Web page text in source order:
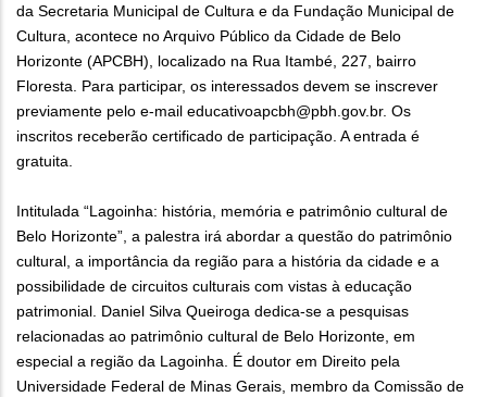
da Secretaria Municipal de Cultura e da Fundação Municipal de
Cultura, acontece no Arquivo Público da Cidade de Belo
Horizonte (APCBH), localizado na Rua Itambé, 227, bairro
Floresta. Para participar, os interessados devem se inscrever
previamente pelo e-mail educativoapcbh@pbh.gov.br. Os
inscritos receberão certificado de participação. A entrada é
gratuita.
Intitulada “Lagoinha: história, memória e patrimônio cultural de
Belo Horizonte”, a palestra irá abordar a questão do patrimônio
cultural, a importância da região para a história da cidade e a
possibilidade de circuitos culturais com vistas à educação
patrimonial. Daniel Silva Queiroga dedica-se a pesquisas
relacionadas ao patrimônio cultural de Belo Horizonte, em
especial a região da Lagoinha. É doutor em Direito pela
Universidade Federal de Minas Gerais, membro da Comissão de